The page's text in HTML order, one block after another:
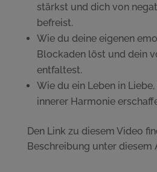
stärkst und dich von
befreist.
Wie du deine eigenen
Blockaden löst und dein
entfaltest.
Wie du ein Leben in
innerer Harmonie
Den Link zu diesem Video
Beschreibung unter diesem